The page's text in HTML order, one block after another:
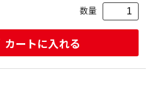
数量
カートに入れる